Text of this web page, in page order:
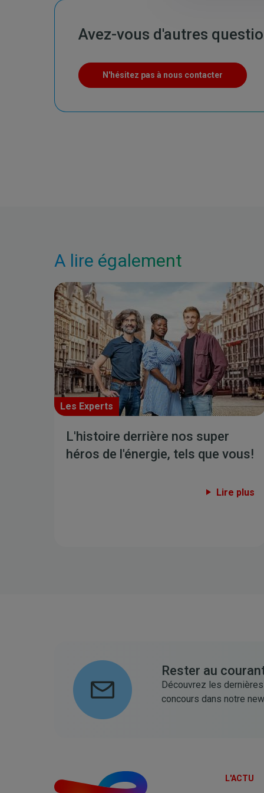
Avez-vous d'autres
N'hésitez pas à nous contacter
A lire également
Les Experts
L'histoire derrière nos super
héros de l'énergie, tels que vous!
Lire plus
Rester au
Découvrez les
concours dans notre
L'ACTU